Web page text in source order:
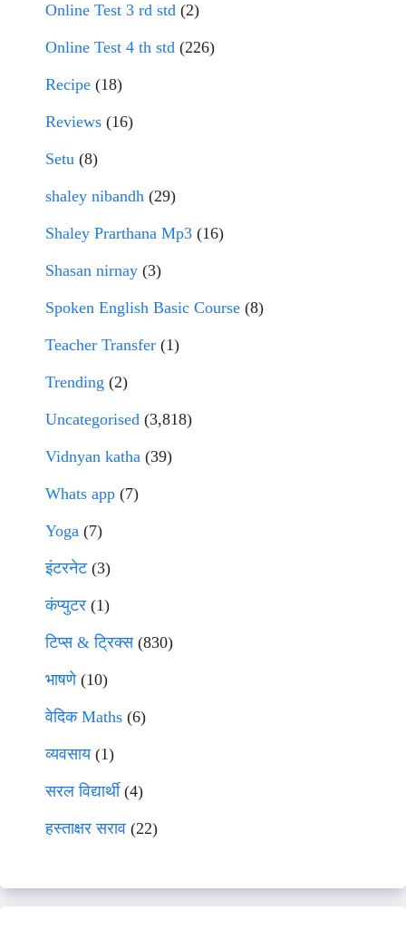
Online Test 3 rd std (2)
Online Test 4 th std (226)
Recipe (18)
Reviews (16)
Setu (8)
shaley nibandh (29)
Shaley Prarthana Mp3 (16)
Shasan nirnay (3)
Spoken English Basic Course (8)
Teacher Transfer (1)
Trending (2)
Uncategorised (3,818)
Vidnyan katha (39)
Whats app (7)
Yoga (7)
इंटरनेट(3)
कंप्युटर (1)
टिप्स & ट्रिक्स(830)
भाषणे(10)
वेदिक Maths (6)
व्यवसाय(1)
सरल विद्यार्थी(4)
हस्ताक्षर सराव (22)